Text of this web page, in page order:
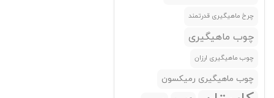
کوانهای(Qunhai)
گوانگوی(Guangwei)
(0)
چرخ ماهیگیری قدرتمند
چوب ماهیگیری
چوب ماهیگیری ارزان
چوب ماهیگیری رمیکسون